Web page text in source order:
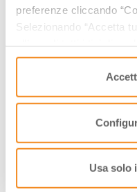
preferenze cliccando
Selezionando “Accetta
consenso cliccando su
saranno attivati i soli
funzionamento del sito.
Usa solo